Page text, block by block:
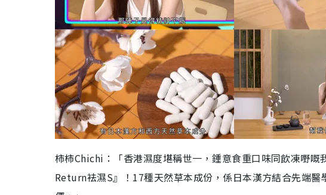
柿柿Chichi：「香港濕度堪稱世一，鍾意食重口味同飲凍嘢
Return袪濕S』！17種天然草本成份，係日本漢方結合先端